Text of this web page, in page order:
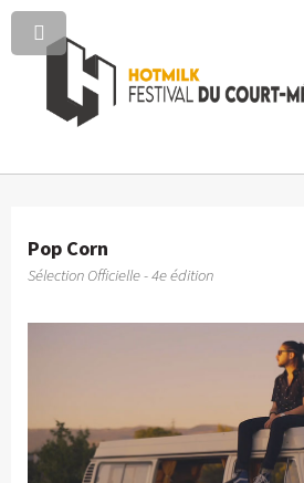
Pop Corn
Sélection Officielle - 4e édition